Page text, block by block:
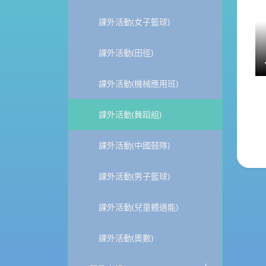
課外活動(女子籃球)
課外活動(田徑)
課外活動(機械應用班)
課外活動(舞蹈組)
課外活動(中國鼓隊)
課外活動(男子籃球)
課外活動(兒童體適能)
課外活動(奧數)